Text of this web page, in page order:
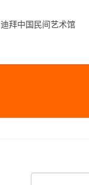
迪拜中国民间艺术馆